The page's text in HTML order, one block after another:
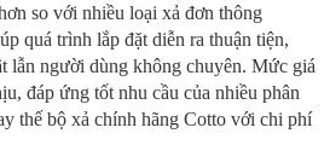
so với nhiều loại xả đơn thông
quá trình lắp đặt diễn ra thuận tiện,
lẫn người dùng không chuyên. Mức giá
đáp ứng tốt nhu cầu của nhiều phân
thế bộ xả chính hãng Cotto với chi phí